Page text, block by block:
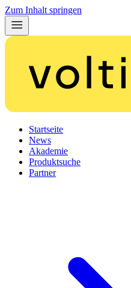
Zum Inhalt springen
Startseite
News
Akademie
Produktsuche
Partner